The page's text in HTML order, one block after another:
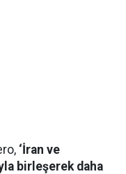
‘İran ve
birleşerek daha